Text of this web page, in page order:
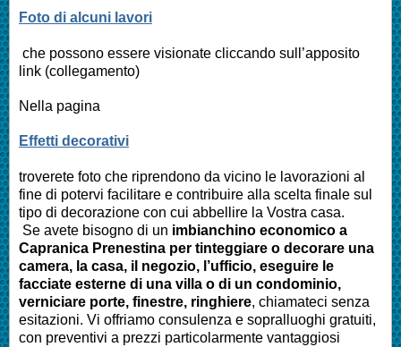
Foto di alcuni lavori
che possono essere visionate cliccando sull’apposito
link (collegamento)
Nella pagina
Effetti decorativi
troverete foto che riprendono da vicino le lavorazioni al
fine di potervi facilitare e contribuire alla scelta finale sul
tipo di decorazione con cui abbellire la Vostra casa.
Se avete bisogno di un imbianchino economico a
Capranica Prenestina per tinteggiare o decorare una
camera, la casa, il negozio, l’ufficio, eseguire le
facciate esterne di una villa o di un condominio,
verniciare porte, finestre, ringhiere, chiamateci senza
esitazioni. Vi offriamo consulenza e sopralluoghi gratuiti,
con preventivi a prezzi particolarmente vantaggiosi